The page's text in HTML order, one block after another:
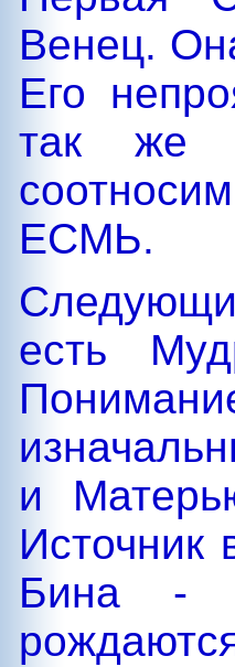
Венец.
Его
так же
ЕСМЬ.
есть
и
Источник
Бина -